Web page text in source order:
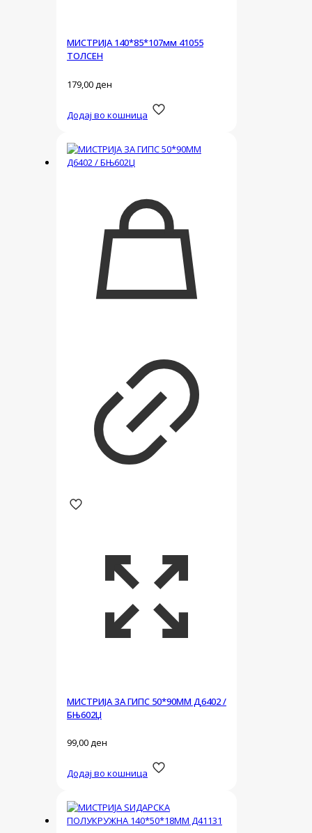
МИСТРИЈА 140*85*107мм 41055
ТОЛСЕН
179,00ден
Додај во кошница
МИСТРИЈА ЗА ГИПС 50*90ММ Д6402 /
БЊ602Џ
99,00ден
Додај во кошница